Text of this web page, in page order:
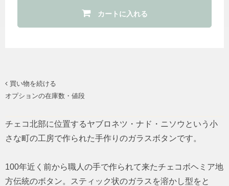
カートに入れる
買い物を続ける
オプションの在庫数・値段
チェコ北部に位置するヤブロネツ・ナド・ニソウという小
さな町の工房で作られた手作りのガラスボタンです。
100年近く前から職人の手で作られて来たチェコボヘミア地
方伝統のボタン。スティック状のガラスを溶かし型をと